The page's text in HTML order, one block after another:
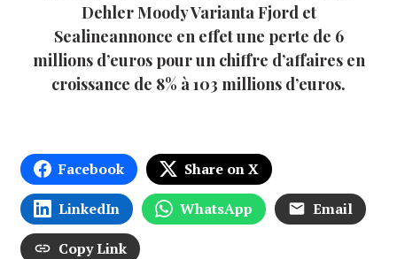
Dehler Moody Varianta Fjord et
Sealineannonce en effet une perte de 6
millions d’euros pour un chiffre d’affaires en
croissance de 8% à 103 millions d’euros.
Facebook Share on X
LinkedIn WhatsApp Email
Copy Link